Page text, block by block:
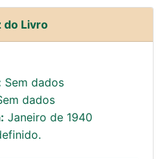
do Livro
Sem dados
dados
Janeiro de 1940